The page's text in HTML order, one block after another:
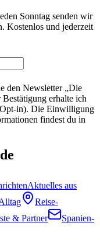
Sonntag senden wir
Kostenlos und jederzeit
den Newsletter „Die
erhalte ich
in). Die Einwilligung
findest du in
Aktuelles aus
Reise-
& Partner
Spanien-